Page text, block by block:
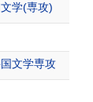
学(専攻)
文学専攻